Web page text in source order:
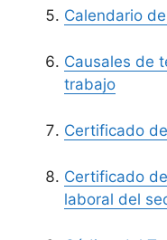
Calendario
Causales de
trabajo
Certificado
Certificado
laboral del